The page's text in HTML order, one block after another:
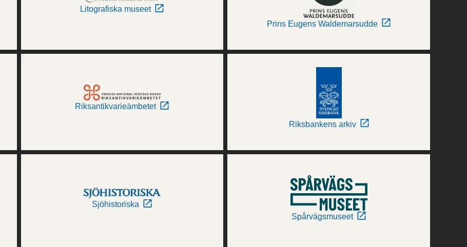
Litografiska museet
Prins Eugens Waldemarsudde
Riksantikvarieämbetet
Riksbankens arkiv
Sjöhistoriska
Spårvägsmuseet